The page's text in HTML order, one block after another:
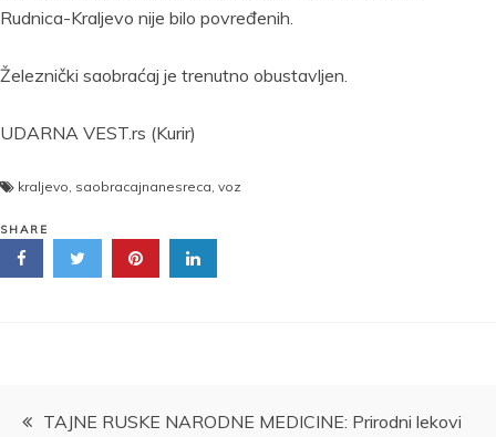
Rudnica-Kraljevo nije bilo povređenih.
Železnički saobraćaj je trenutno obustavljen.
UDARNA VEST.rs (Kurir)
kraljevo, saobracajnanesreca, voz
SHARE
Kretanje
TAJNE RUSKE NARODNE MEDICINE: Prirodni lekovi